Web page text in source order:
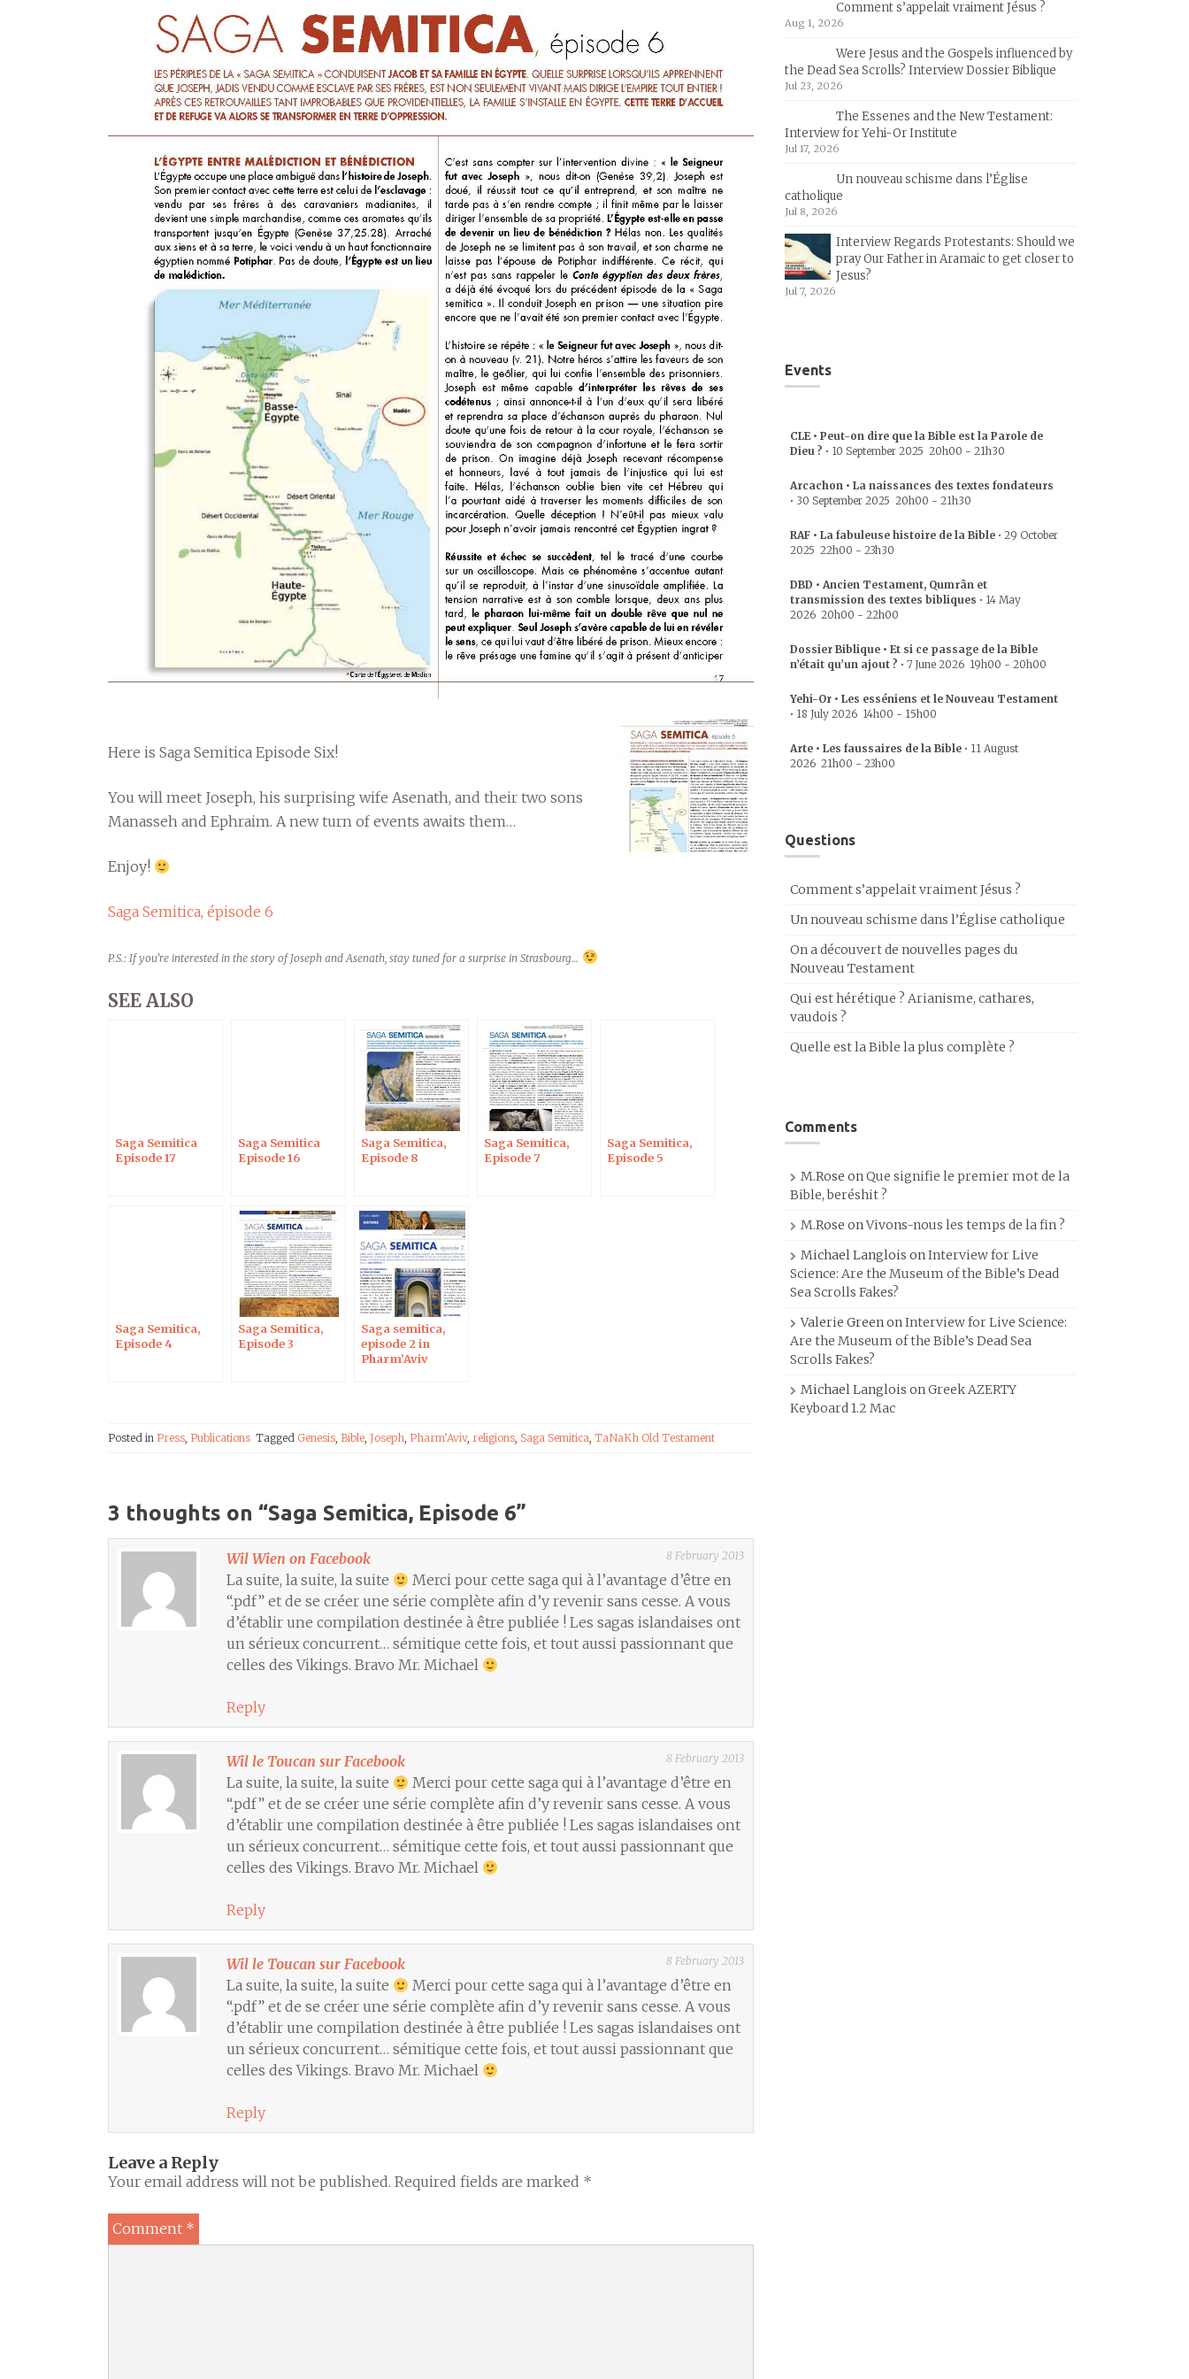
Here is Saga Semitica Episode Six!
You will meet Joseph, his surprising wife Asenath, and their two sons
Manasseh and Ephraim. A new turn of events awaits them…
Enjoy!
Saga Semitica, épisode 6
P.S.: If you’re interested in the story of Joseph and Asenath, stay tuned for a surprise in Strasbourg…
SEE ALSO
Saga Semitica
Episode 17
Saga Semitica
Episode 16
Saga Semitica,
Episode 8
Saga Semitica,
Episode 7
Saga Semitica,
Episode 5
Saga Semitica,
Episode 4
Saga Semitica,
Episode 3
Saga semitica,
episode 2 in
Pharm’Aviv
Posted in Press, Publications Tagged Genesis, Bible, Joseph, Pharm’Aviv, religions, Saga Semitica, TaNaKh Old Testament
3 thoughts on “Saga Semitica, Episode 6”
Wil Wien on Facebook 8 February 2013
La suite, la suite, la suite
Merci pour cette saga qui à l’avantage d’être en
“.pdf” et de se créer une série complète afin d’y revenir sans cesse. A vous
d’établir une compilation destinée à être publiée ! Les sagas islandaises ont
un sérieux concurrent… sémitique cette fois, et tout aussi passionnant que
celles des Vikings. Bravo Mr. Michael
Reply
Wil le Toucan sur Facebook 8 February 2013
La suite, la suite, la suite
Merci pour cette saga qui à l’avantage d’être en
“.pdf” et de se créer une série complète afin d’y revenir sans cesse. A vous
d’établir une compilation destinée à être publiée ! Les sagas islandaises ont
un sérieux concurrent… sémitique cette fois, et tout aussi passionnant que
celles des Vikings. Bravo Mr. Michael
Reply
Wil le Toucan sur Facebook 8 February 2013
La suite, la suite, la suite
Merci pour cette saga qui à l’avantage d’être en
“.pdf” et de se créer une série complète afin d’y revenir sans cesse. A vous
d’établir une compilation destinée à être publiée ! Les sagas islandaises ont
un sérieux concurrent… sémitique cette fois, et tout aussi passionnant que
celles des Vikings. Bravo Mr. Michael
Reply
Leave a Reply
Your email address will not be published. Required fields are marked *
Comment *
Comment s’appelait vraiment Jésus ?
Aug 1, 2026
Were Jesus and the Gospels influenced by
the Dead Sea Scrolls? Interview Dossier Biblique
Jul 23, 2026
The Essenes and the New Testament:
Interview for Yehi-Or Institute
Jul 17, 2026
Un nouveau schisme dans l’Église
catholique
Jul 8, 2026
Interview Regards Protestants: Should we
pray Our Father in Aramaic to get closer to
Jesus?
Jul 7, 2026
Events
CLE • Peut-on dire que la Bible est la Parole de
Dieu ? • 10 September 2025 20h00 - 21h30
Arcachon • La naissances des textes fondateurs
• 30 September 2025 20h00 - 21h30
RAF • La fabuleuse histoire de la Bible • 29 October
2025 22h00 - 23h30
DBD • Ancien Testament, Qumrân et
transmission des textes bibliques • 14 May
2026 20h00 - 22h00
Dossier Biblique • Et si ce passage de la Bible
n’était qu’un ajout ? • 7 June 2026 19h00 - 20h00
Yehi-Or • Les esséniens et le Nouveau Testament
• 18 July 2026 14h00 - 15h00
Arte • Les faussaires de la Bible • 11 August
2026 21h00 - 23h00
Questions
Comment s’appelait vraiment Jésus ?
Un nouveau schisme dans l’Église catholique
On a découvert de nouvelles pages du
Nouveau Testament
Qui est hérétique ? Arianisme, cathares,
vaudois ?
Quelle est la Bible la plus complète ?
Comments
M.Rose onQue signifie le premier mot de la
Bible, beréshit ?
M.Rose onVivons-nous les temps de la fin ?
Michael Langlois onInterview for Live
Science: Are the Museum of the Bible’s Dead
Sea Scrolls Fakes?
Valerie GreenonInterview for Live Science:
Are the Museum of the Bible’s Dead Sea
Scrolls Fakes?
Michael Langlois onGreek AZERTY
Keyboard 1.2 Mac